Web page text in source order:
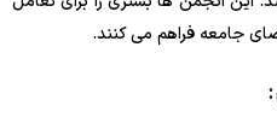
جامعه فراهم می کنند.